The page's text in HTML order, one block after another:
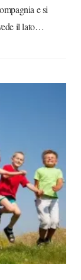
e si
il lato…